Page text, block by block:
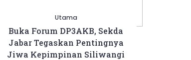
Utama
Buka Forum DP3AKB, Sekda
Jabar Tegaskan Pentingnya
Jiwa Kepimpinan Siliwangi